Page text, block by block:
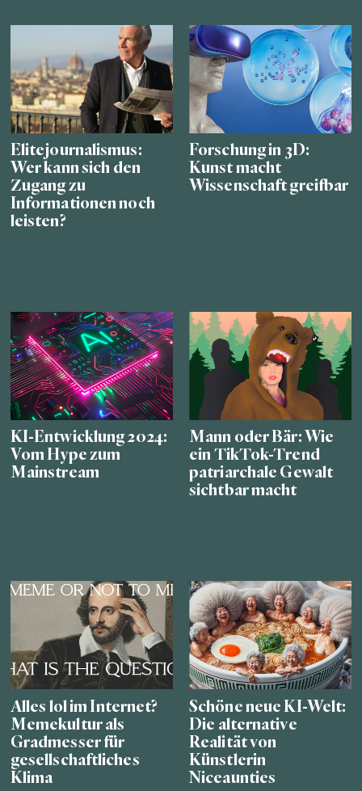
Elitejournalismus:
Wer kann sich den
Zugang zu
Informationen noch
leisten?
Forschung in 3D:
Kunst macht
Wissenschaft greifbar
KI-Entwicklung 2024:
Vom Hype zum
Mainstream
Mann oder Bär: Wie
ein TikTok-Trend
patriarchale Gewalt
sichtbar macht
Alles lol im Internet?
Memekultur als
Gradmesser für
gesellschaftliches
Klima
Schöne neue KI-Welt:
Die alternative
Realität von
Künstlerin
Niceaunties